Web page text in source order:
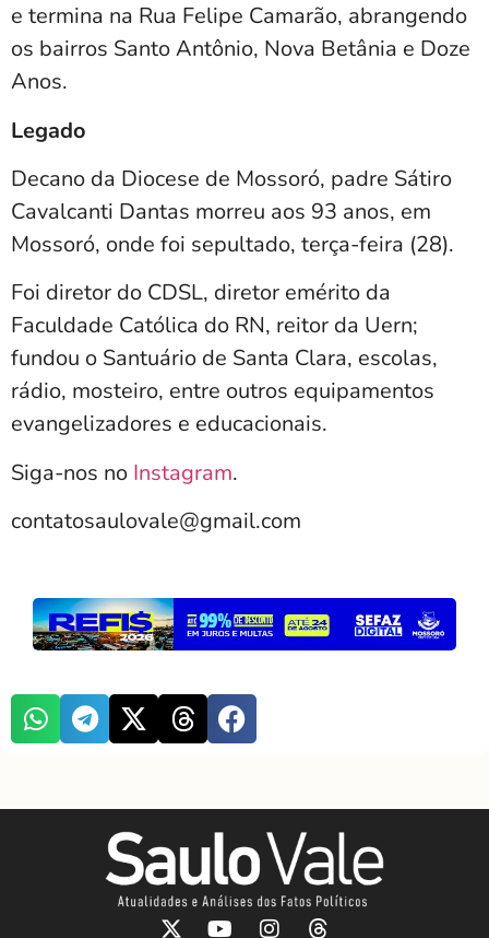
e termina na Rua Felipe Camarão, abrangendo
os bairros Santo Antônio, Nova Betânia e Doze
Anos.
Legado
Decano da Diocese de Mossoró, padre Sátiro
Cavalcanti Dantas morreu aos 93 anos, em
Mossoró, onde foi sepultado, terça-feira (28).
Foi diretor do CDSL, diretor emérito da
Faculdade Católica do RN, reitor da Uern;
fundou o Santuário de Santa Clara, escolas,
rádio, mosteiro, entre outros equipamentos
evangelizadores e educacionais.
Siga-nos no Instagram.
contatosaulovale@gmail.com